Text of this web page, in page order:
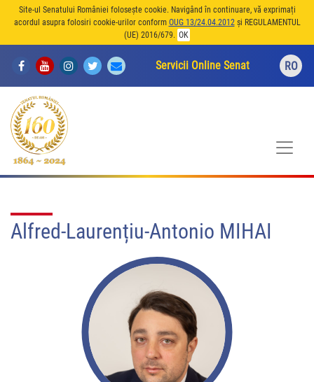
Site-ul Senatului României folosește cookie. Navigând în continuare, vă exprimați
acordul asupra folosiri cookie-urilor conform OUG 13/24.04.2012și REGULAMENTUL
(UE) 2016/679. OK
Servicii Online Senat RO
Alfred-Laurențiu-Antonio MIHAI